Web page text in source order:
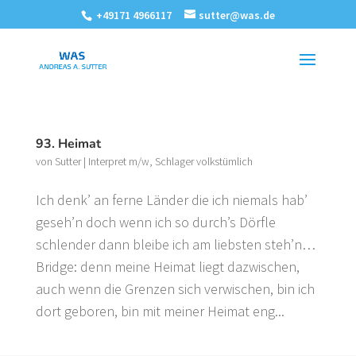
+49171 4966117 sutter@was.de
93. Heimat
von Sutter| Interpret m/w, Schlager volkstümlich
Ich denk’ an ferne Länder die ich niemals hab’
geseh’n doch wenn ich so durch’s Dörfle
schlender dann bleibe ich am liebsten steh’n…
Bridge: denn meine Heimat liegt dazwischen,
auch wenn die Grenzen sich verwischen, bin ich
dort geboren, bin mit meiner Heimat eng...